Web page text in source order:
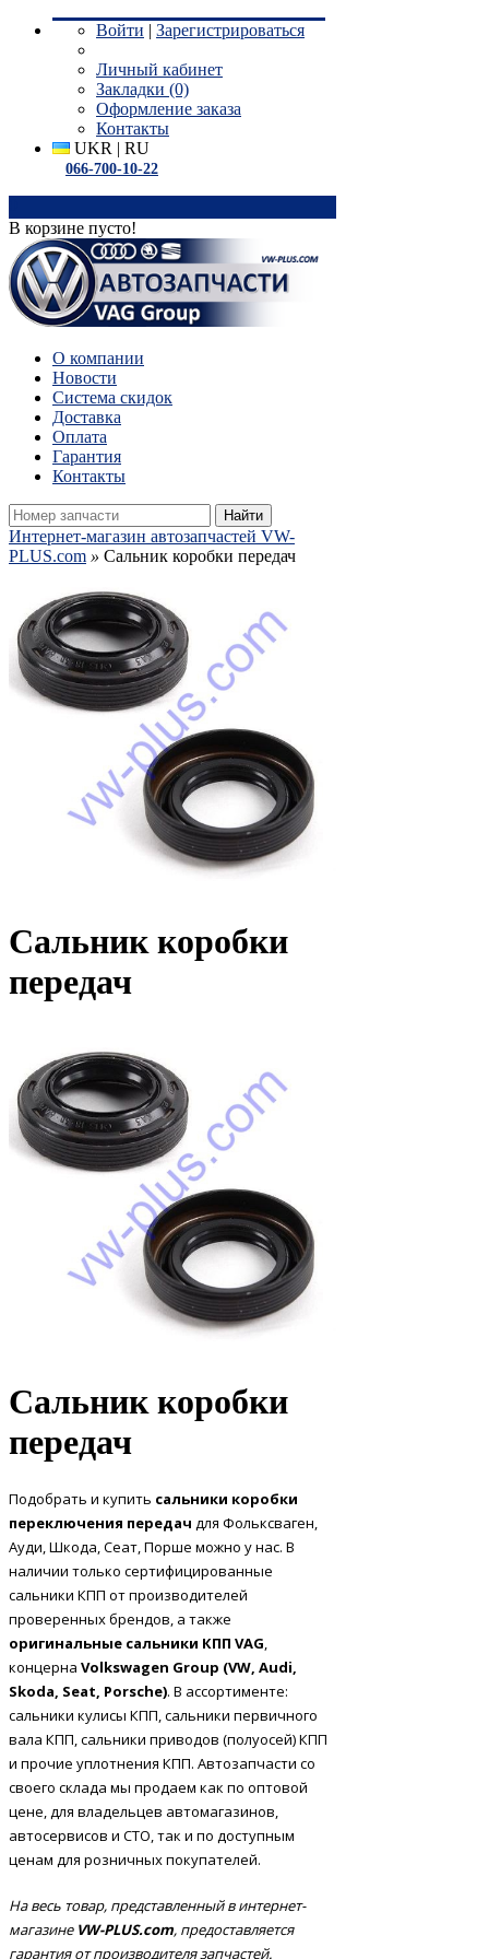
Войти | Зарегистрироваться
Личный кабинет
Закладки (0)
Оформление заказа
Контакты
UKR | RU
066-700-10-22
В корзине пусто!
О компании
Новости
Система скидок
Доставка
Оплата
Гарантия
Контакты
Найти
Интернет-магазин автозапчастей VW-
PLUS.com » Сальник коробки передач
Сальник коробки
передач
Сальник коробки
передач
Подобрать и купить сальники коробки
переключения передач для Фольксваген,
Ауди, Шкода, Сеат, Порше можно у нас. В
наличии только сертифицированные
сальники КПП от производителей
проверенных брендов, а также
оригинальные сальники КПП VAG
концерна Volkswagen Group (VW, Audi,
Skoda, Seat, Porsche). В ассортименте:
сальники кулисы КПП, сальники первичного
вала КПП, сальники приводов (полуосей) КПП
и прочие уплотнения КПП. Автозапчасти со
своего склада мы продаем как по оптовой
цене, для владельцев автомагазинов,
автосервисов и СТО, так и по доступным
ценам для розничных покупателей.
На весь товар, представленный в интернет-
магазине VW-PLUS.com, предоставляется
гарантия от производителя запчастей.